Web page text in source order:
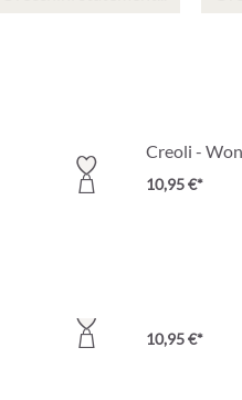
Creoli -
10,95 €*
10,95 €*